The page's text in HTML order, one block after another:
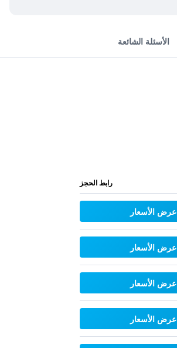
الأسئلة الشائعة
رابط الحجز
عرض الأسعار
عرض الأسعار
عرض الأسعار
عرض الأسعار